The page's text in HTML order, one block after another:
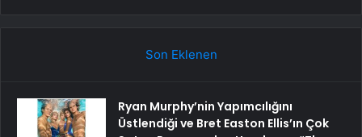
Son Eklenen
Ryan Murphy’nin Yapımcılığını
Üstlendiği ve Bret Easton Ellis’ın Çok